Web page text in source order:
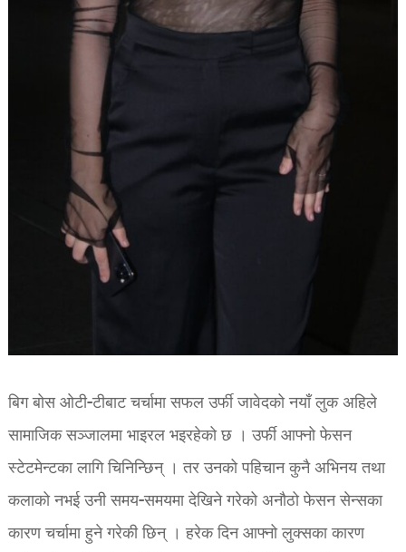
बिग बोस ओटी-टीबाट चर्चामा सफल उर्फी जावेदको नयाँ लुक अहिले
सामाजिक सञ्जालमा भाइरल भइरहेको छ । उर्फी आफ्नो फेसन
स्टेटमेन्टका लागि चिनिन्छिन् । तर उनको पहिचान कुनै अभिनय तथा
कलाको नभई उनी समय-समयमा देखिने गरेको अनौठो फेसन सेन्सका
कारण चर्चामा हुने गरेकी छिन् । हरेक दिन आफ्नो लुक्सका कारण